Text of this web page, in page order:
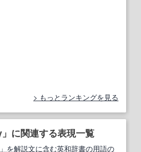
もっとランキングを見る
に関連する表現一覧
を解説文に含む英和辞書の用語の